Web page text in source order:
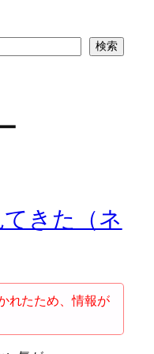
検索
きた（ネ
れたため、情報が